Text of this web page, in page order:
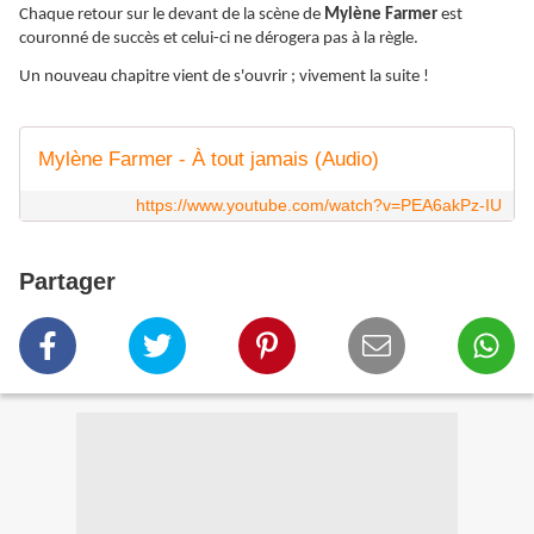
Chaque retour sur le devant de la scène de Mylène Farmer est
couronné de succès et celui-ci ne dérogera pas à la règle.
Un nouveau chapitre vient de s'ouvrir ; vivement la suite !
Mylène Farmer - À tout jamais (Audio)
https://www.youtube.com/watch?v=PEA6akPz-IU
Partager